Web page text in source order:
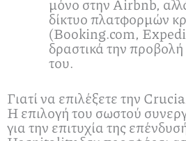
μόνο στην Airbnb,
δίκτυο πλατφορμών
(Booking.com,
δραστικά την
του.
Γιατί να επιλέξετε την
Η επιλογή του σωστού
για την επιτυχία της